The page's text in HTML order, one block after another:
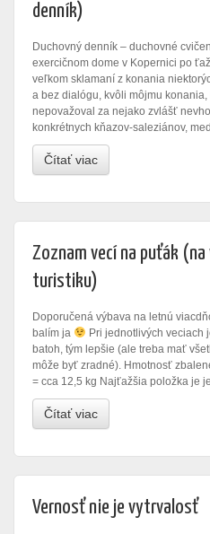
denník)
Duchovný denník – duchovné
exercičnom dome v Kopernici po
veľkom sklamaní z konania
a bez dialógu, kvôli môjmu
nepovažoval za nejako zvlášť
konkrétnych kňazov-saleziánov,
Čítať viac
Zoznam vecí na puťák (na
turistiku)
Doporučená výbava na letnú
balím ja
Pri jednotlivých veciach
batoh, tým lepšie (ale treba mať
môže byť zradné). Hmotnosť
= cca 12,5 kg Najťažšia položka
Čítať viac
Vernosť nie je vytrvalosť